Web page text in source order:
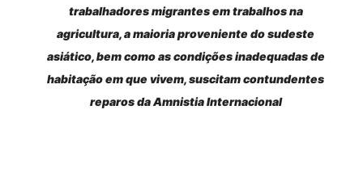
trabalhadores migrantes em trabalhos na
agricultura, a maioria proveniente do sudeste
asiático, bem como as condições inadequadas de
habitação em que vivem, suscitam contundentes
reparos da Amnistia Internacional